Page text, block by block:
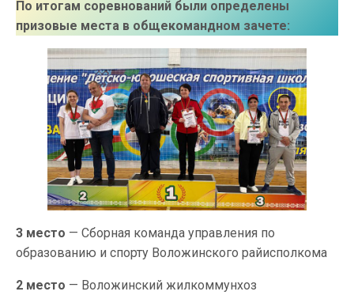
По итогам соревнований были определены
призовые места в общекомандном зачете:
3 место — Сборная команда управления по
образованию и спорту Воложинского райисполкома
2 место — Воложинский жилкоммунхоз